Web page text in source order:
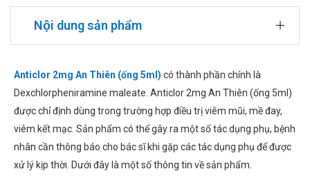
Nội dung sản phẩm
Anticlor 2mg An Thiên (ống 5ml) có thành phần chính là
Dexchlorpheniramine maleate. Anticlor 2mg An Thiên (ống 5ml)
được chỉ định dùng trong trường hợp điều trị viêm mũi, mề đay,
viêm kết mạc. Sản phẩm có thể gây ra một số tác dụng phụ, bệnh
nhân cần thông báo cho bác sĩ khi gặp các tác dụng phụ để được
xử lý kịp thời. Dưới đây là một số thông tin về sản phẩm.